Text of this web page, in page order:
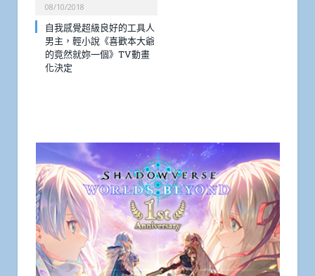
08/10/2018
自我感覺超級良好的工具人
男主，輕小說《喜歡本大爺
的竟然就妳一個》TV動畫
化決定